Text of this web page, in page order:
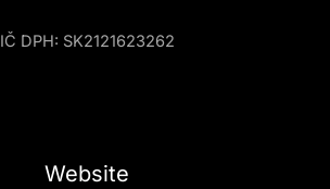
IČ DPH: SK2121623262
Website